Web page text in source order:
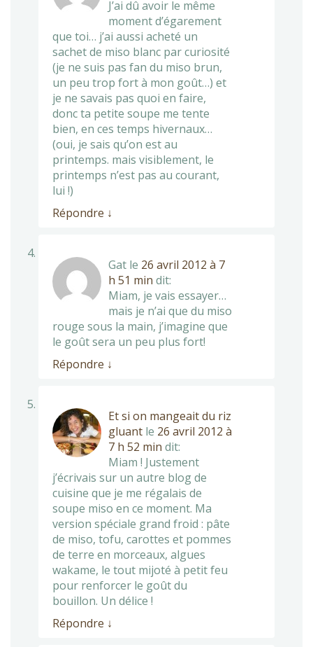
J’ai dû avoir le même
moment d’égarement
que toi… j’ai aussi acheté un
sachet de miso blanc par curiosité
(je ne suis pas fan du miso brun,
un peu trop fort à mon goût…) et
je ne savais pas quoi en faire,
donc ta petite soupe me tente
bien, en ces temps hivernaux…
(oui, je sais qu’on est au
printemps. mais visiblement, le
printemps n’est pas au courant,
lui !)
Répondre ↓
Gat le 26 avril 2012 à 7
h 51 min dit:
Miam, je vais essayer…
mais je n’ai que du miso
rouge sous la main, j’imagine que
le goût sera un peu plus fort!
Répondre ↓
Et si on mangeait du riz
gluant le 26 avril 2012 à
7 h 52 min dit:
Miam ! Justement
j’écrivais sur un autre blog de
cuisine que je me régalais de
soupe miso en ce moment. Ma
version spéciale grand froid : pâte
de miso, tofu, carottes et pommes
de terre en morceaux, algues
wakame, le tout mijoté à petit feu
pour renforcer le goût du
bouillon. Un délice !
Répondre ↓